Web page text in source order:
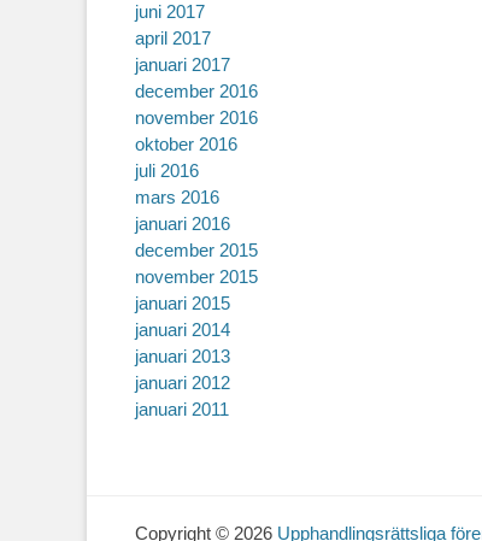
juni 2017
april 2017
januari 2017
december 2016
november 2016
oktober 2016
juli 2016
mars 2016
januari 2016
december 2015
november 2015
januari 2015
januari 2014
januari 2013
januari 2012
januari 2011
Copyright © 2026 Upphandlingsrättsliga